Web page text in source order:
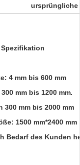
ursprüngliche
Spezifikation
4 mm bis 600 mm
mm bis 1200 mm.
300 mm bis 2000 mm
1500 mm*2400 mm
Bedarf des Kunden